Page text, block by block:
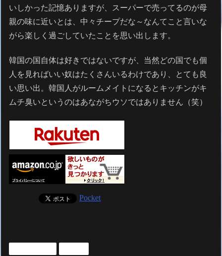
いしかった記憶ありますが、スーパーで売ってるのが母
親の味に近いとは、中々チープだな～なんてこと言いな
がら楽しく過ごしていたことを思い出します。
韓国の国自体は好きではないですが、当然どの国でも個
人を見ればいい奴はたくさんいるわけであり、とても良
い思い出。韓国人がルームメイトになるとキッチンがキ
ムチ臭いというのはあながちウソではありません（笑）
Pocket